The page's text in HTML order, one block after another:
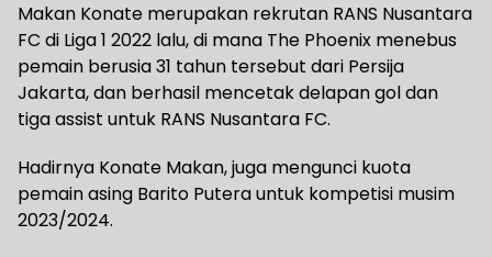
Makan Konate merupakan rekrutan RANS Nusantara
FC di Liga 1 2022 lalu, di mana The Phoenix menebus
pemain berusia 31 tahun tersebut dari Persija
Jakarta, dan berhasil mencetak delapan gol dan
tiga assist untuk RANS Nusantara FC.
Hadirnya Konate Makan, juga mengunci kuota
pemain asing Barito Putera untuk kompetisi musim
2023/2024.